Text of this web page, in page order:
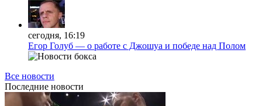
сегодня, 16:19
Егор Голуб — о работе с Джошуа и победе над Полом
Все новости
Последние новости